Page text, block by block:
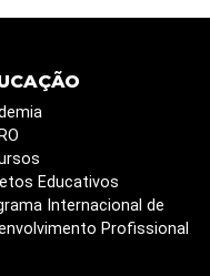
Educativos
Internacional de
Profissional